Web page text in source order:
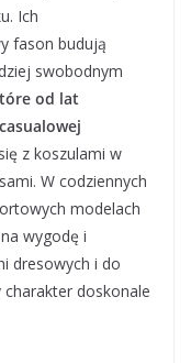
Ich
fason budują
swobodnym
od lat
z koszulami w
W codziennych
modelach
wygodę i
dresowych i do
doskonale